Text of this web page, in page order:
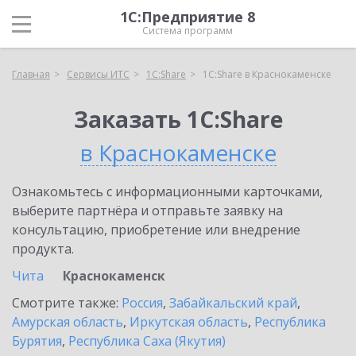
1С:Предприятие 8
Система программ
Главная Сервисы ИТС 1С:Share 1С:Share в Краснокаменске
Заказать 1С:Share
в Краснокаменске
Ознакомьтесь с информационными карточками,
выберите партнёра и отправьте заявку на
консультацию, приобретение или внедрение
продукта.
Чита
Краснокаменск
Смотрите также: Россия, Забайкальский край,
Амурская область, Иркутская область, Республика
Бурятия, Республика Саха (Якутия)